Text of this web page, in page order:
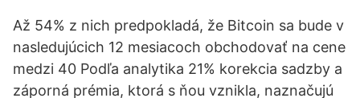
Až 54% z nich predpokladá, že Bitcoin sa bude v
nasledujúcich 12 mesiacoch obchodovať na cene
medzi 40 Podľa analytika 21% korekcia sadzby a
záporná prémia, ktorá s ňou vznikla, naznačujú